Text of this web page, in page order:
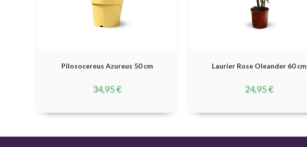
Pilosocereus Azureus 50 cm
34,95€
Laurier Rose Oleander 60 cm
24,95€